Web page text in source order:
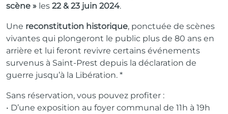
scène » les 22 & 23 juin 2024.
Une reconstitution historique, ponctuée de scènes
vivantes qui plongeront le public plus de 80 ans en
arrière et lui feront revivre certains événements
survenus à Saint-Prest depuis la déclaration de
guerre jusqu’à la Libération. *
Sans réservation, vous pouvez profiter :
• D’une exposition au foyer communal de 11h à 19h